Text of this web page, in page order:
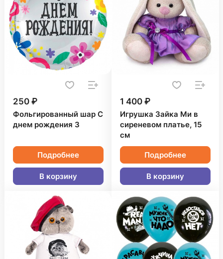
250 ₽
Фольгированный шар С
днем рождения 3
Подробнее
В корзину
1 400 ₽
Игрушка Зайка Ми в
сиреневом платье, 15
см
Подробнее
В корзину